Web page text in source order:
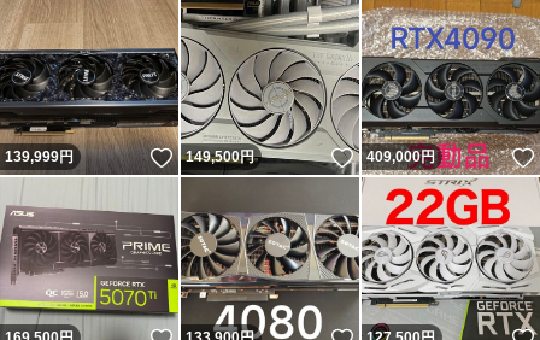
139,999円 いいね！
149,500円 いいね！
409,000円